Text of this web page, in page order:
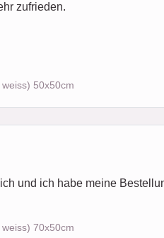
zufrieden.
50x50cm
und ich habe meine
70x50cm